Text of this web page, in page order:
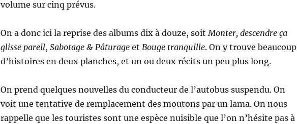
volume sur cinq prévus.
On a donc ici la reprise des albums dix à douze, soitMonter, descendre ça
glisse pareil, Sabotage & Pâturageet Bouge tranquille. On y trouve beaucoup
d’histoires en deux planches, et un ou deux récits un peu plus long.
On prend quelques nouvelles du conducteur de l’autobus suspendu. On
voit une tentative de remplacement des moutons par un lama. On nous
rappelle que les touristes sont une espèce nuisible que l’on n’hésite pas à